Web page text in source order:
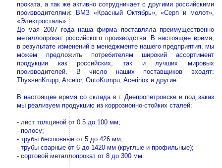
проката, а так же активно сотрудничает с другими российскими
производителями: ВМЗ «Красный Октябрь», «Серп и молот»,
«Электросталь».
До мая 2007 года наша фирма поставляла преимущественно
металлопрокат российского производства. В настоящее время,
в результате изменений в менеджменте нашего предприятия, мы
можем предложить потребителям широкий ассортимент
продукции как российских, так и лучших мировых
производителей. В число наших поставщиков входят:
ThyssenKrupp, Arcelor, OutoKumpu, Acerinox и другие.
В настоящее время со склада в г. Днепропетровске и под заказ
мы реализуем продукцию из коррозионно-стойких сталей:
- лист толщиной от 0.5 до 100 мм;
- полосу;
- трубы бесшовные от 5 до 426 мм;
- трубы сварные от 6 до 1420 мм (круглые и профильные);
- сортовой металлопрокат от 8 до 300 мм.